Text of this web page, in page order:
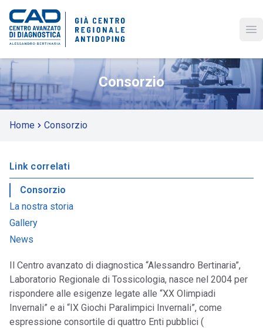
Consorzio
Home Consorzio
Link correlati
Consorzio
La nostra storia
Gallery
News
Il Centro avanzato di diagnostica “Alessandro Bertinaria”,
Laboratorio Regionale di Tossicologia, nasce nel 2004 per
rispondere alle esigenze legate alle “XX Olimpiadi
Invernali” e ai “IX Giochi Paralimpici Invernali”, come
espressione consortile di quattro Enti pubblici (